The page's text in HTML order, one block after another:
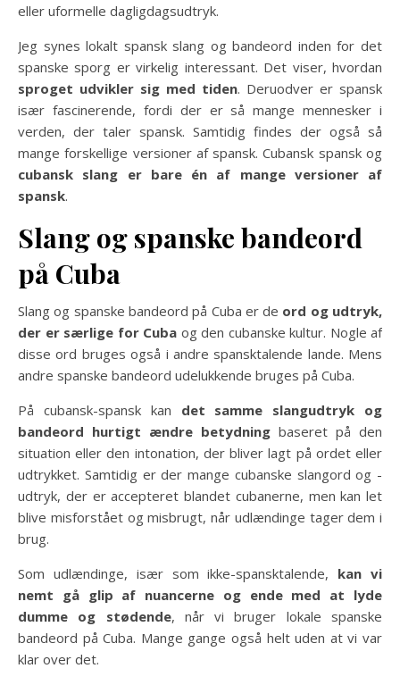
eller uformelle dagligdagsudtryk.
Jeg synes lokalt spansk slang og bandeord inden for det
spanske sporg er virkelig interessant. Det viser, hvordan
sproget udvikler sig med tiden. Deruodver er spansk
især fascinerende, fordi der er så mange mennesker i
verden, der taler spansk. Samtidig findes der også så
mange forskellige versioner af spansk. Cubansk spansk og
cubansk slang er bare én af mange versioner af
spansk.
Slang og spanske bandeord
på Cuba
Slang og spanske bandeord på Cuba er de ord og udtryk,
der er særlige for Cuba og den cubanske kultur. Nogle af
disse ord bruges også i andre spansktalende lande. Mens
andre spanske bandeord udelukkende bruges på Cuba.
På cubansk-spansk kan det samme slangudtryk og
bandeord hurtigt ændre betydning baseret på den
situation eller den intonation, der bliver lagt på ordet eller
udtrykket. Samtidig er der mange cubanske slangord og -
udtryk, der er accepteret blandet cubanerne, men kan let
blive misforstået og misbrugt, når udlændinge tager dem i
brug.
Som udlændinge, især som ikke-spansktalende, kan vi
nemt gå glip af nuancerne og ende med at lyde
dumme og stødende, når vi bruger lokale spanske
bandeord på Cuba. Mange gange også helt uden at vi var
klar over det.